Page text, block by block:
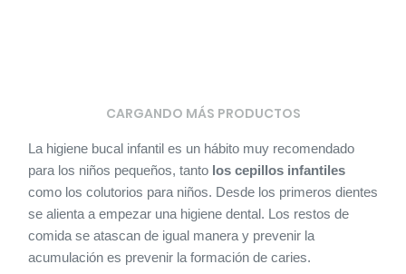
CARGANDO MÁS PRODUCTOS
La higiene bucal infantil es un hábito muy recomendado
para los niños pequeños, tanto los cepillos infantiles
como los colutorios para niños. Desde los primeros dientes
se alienta a empezar una higiene dental. Los restos de
comida se atascan de igual manera y prevenir la
acumulación es prevenir la formación de caries.